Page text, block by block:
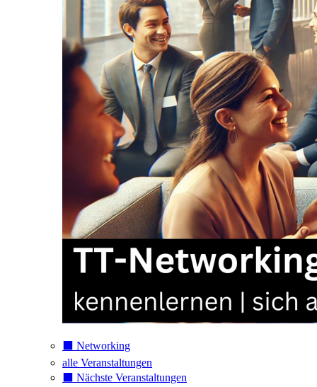
⬛️ Networking
alle Veranstaltungen
⬛️ Nächste Veranstaltungen